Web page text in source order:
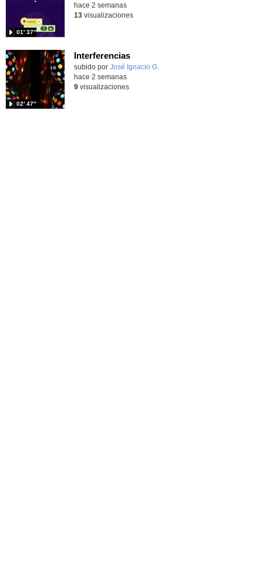
01′ 37″
hace 2 semanas
13visualizaciones
Interferencias
Contenido educativo.
subido por José Ignacio G.
02′ 47″
hace 2 semanas
9visualizaciones